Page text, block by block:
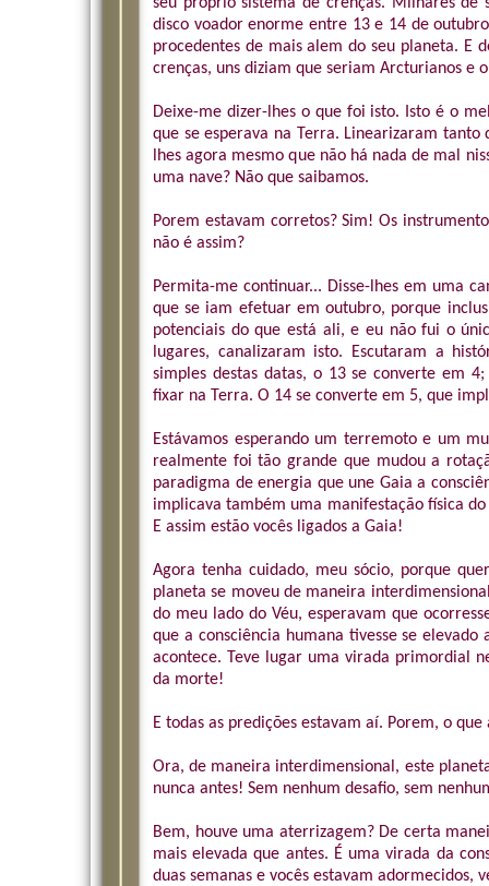
disco voador enorme entre 13 e 14 de
procedentes de mais alem do seu planeta. E
crenças, uns diziam que seriam Arcturianos e
Deixe-me dizer-lhes o que foi isto. Isto é o
que se esperava na Terra. Linearizaram
lhes agora mesmo que não há nada de mal
uma nave? Não que saibamos.
Porem estavam corretos? Sim! Os
não é assim?
Permita-me continuar... Disse-lhes em uma
que se iam efetuar em outubro, porque
potenciais do que está ali, e eu não fui o
lugares, canalizaram isto. Escutaram a
simples destas datas, o 13 se converte em
fixar na Terra. O 14 se converte em 5, que
Estávamos esperando um terremoto e um
realmente foi tão grande que mudou a
paradigma de energia que une Gaia a
implicava também uma manifestação física
E assim estão vocês ligados a Gaia!
Agora tenha cuidado, meu sócio, porque
planeta se moveu de maneira
do meu lado do Véu, esperavam que
que a consciência humana tivesse se
acontece. Teve lugar uma virada primordial
da morte!
E todas as predições estavam aí. Porem, o
Ora, de maneira interdimensional, este
nunca antes! Sem nenhum desafio, sem
Bem, houve uma aterrizagem? De certa
mais elevada que antes. É uma virada da
duas semanas e vocês estavam adormecidos,